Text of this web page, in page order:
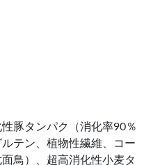
豚タンパク（消化率90％
テン、植物性繊維、コー
鳥）、超高消化性小麦タ